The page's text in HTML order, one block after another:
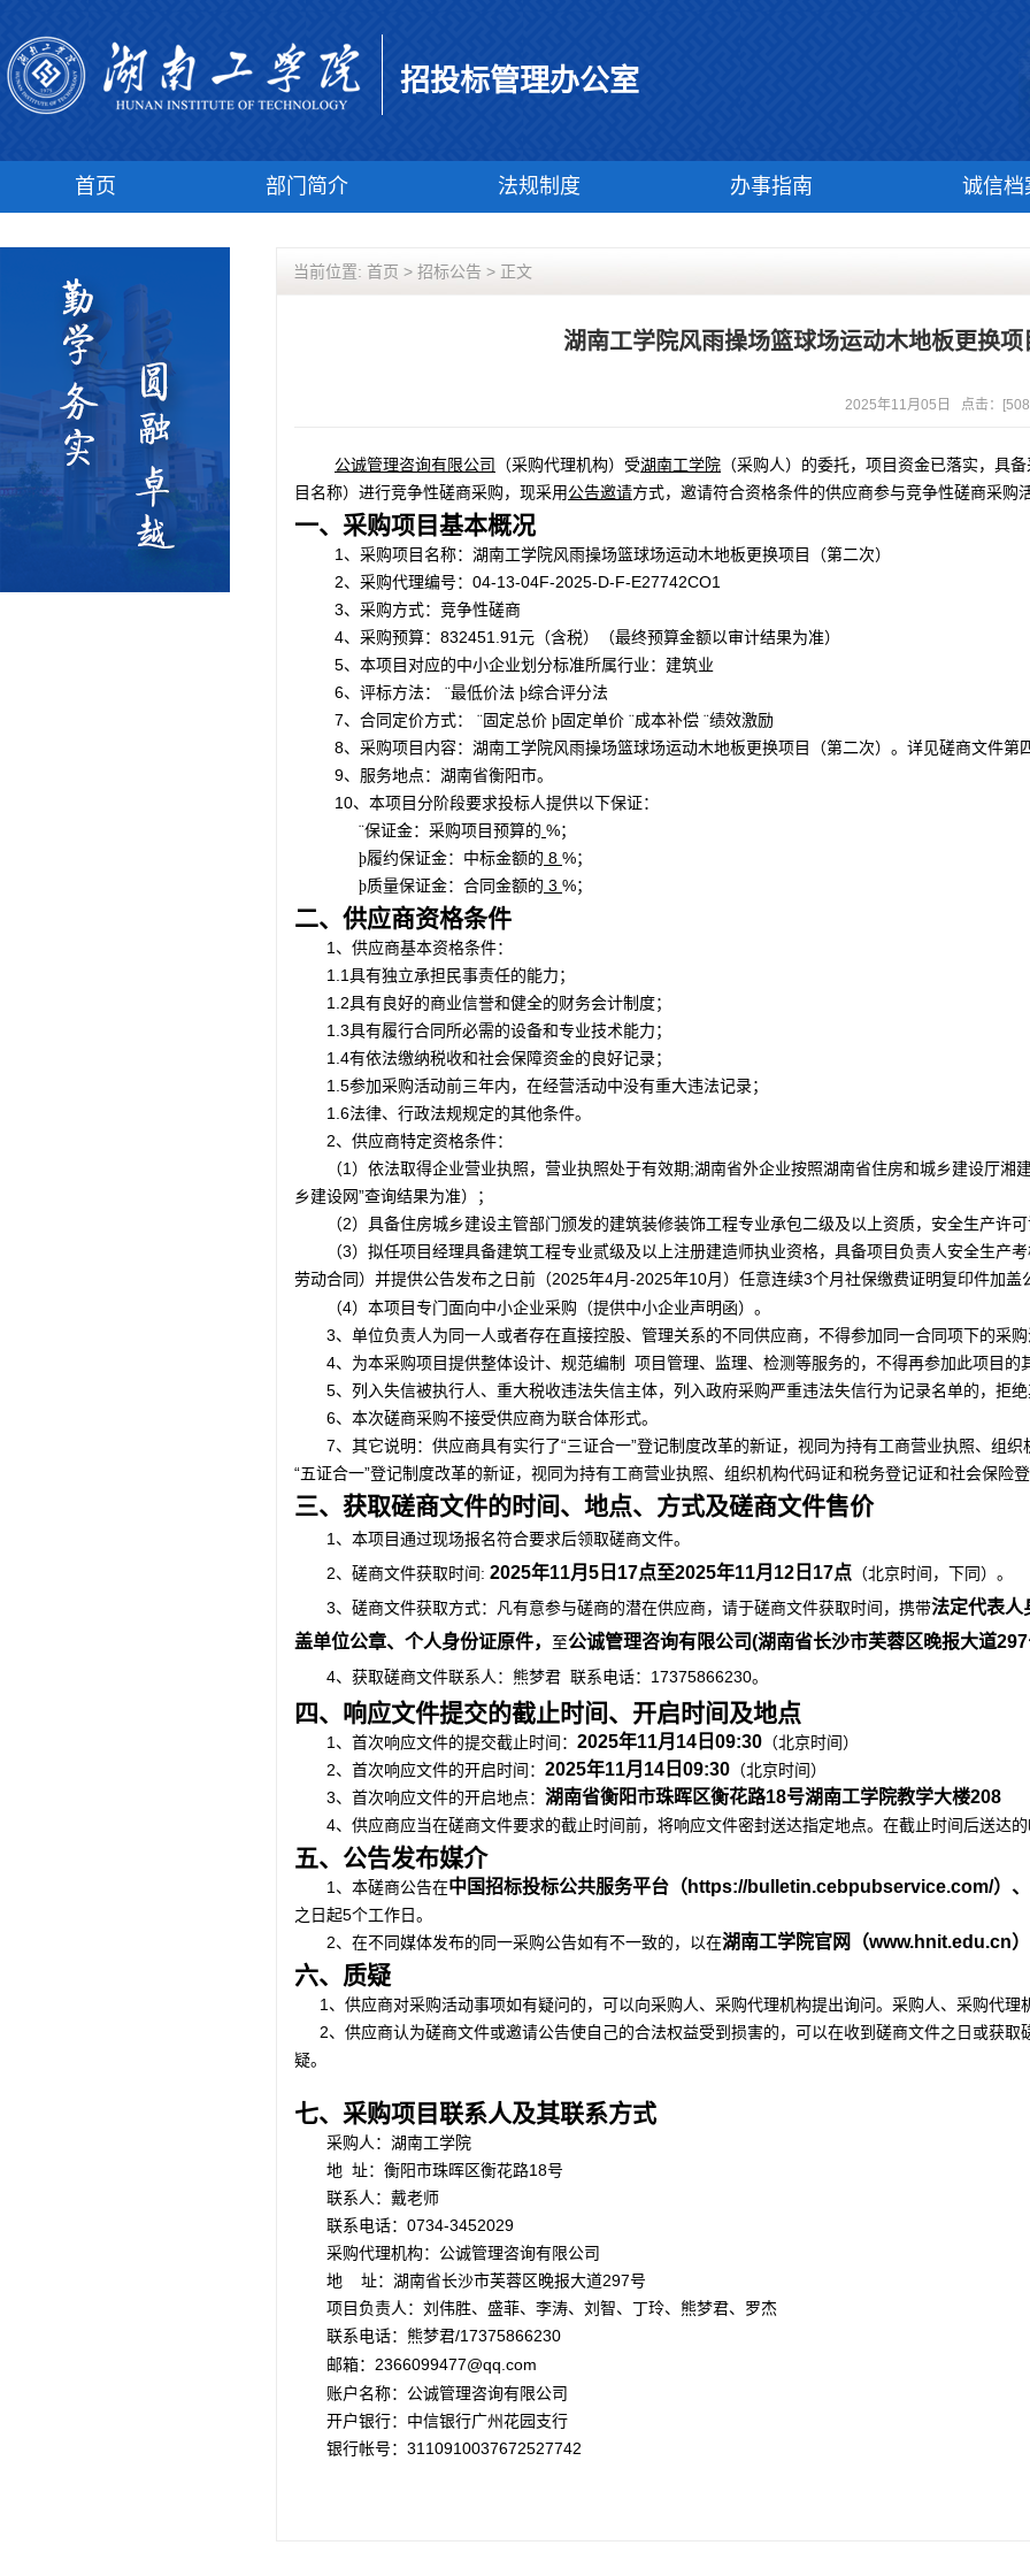
招投标管理办公室
首页 部门简介 法规制度 办事指南 诚信档
当前位置: 首页 > 招标公告 > 正文
湖南工学院风雨操场篮球场运动木地板更换
2025年11月05日 点击：[
公诚管理咨询有限公司 （采购代理机构）受湖南工学院 （采购人）的委托，项目资金已落实，具
目名称）进行竞争性磋商采购，现采用公告邀请方式，邀请符合资格条件的供应商参与竞争性磋商采购活
一、采购项目基本概况
1、采购项目名称： 湖南工学院风雨操场篮球场运动木地板更换项目（第二次）
2、 采购代理编号： 04-13-04F-2025-D-F-E27742CO1
3、采购方式：竞争性磋商
4、采购预算： 832451.91元（含税）（最终预算金额以审计结果为准）
5、本项目对应的中小企业划分标准所属行业：建筑业
6、评标方法： ¨最低价法 þ综合评分法
7、合同定价方式： ¨ 固定总价 þ 固定单价 ¨成本补偿 ¨绩效激励
8、采购项目内容： 湖南工学院风雨操场篮球场运动木地板更换项目（第二次） 。详见磋商文件第
9、服务地点：湖南省衡阳市。
10、本项目分阶段要求投标人提供以下保证：
¨保证金：采购项目预算的 %；
þ履约保证金：中标金额的 8 %；
þ质量保证金：合同金额的 3 %；
二、供应商资格条件
1、供应商基本资格条件：
1.1具有独立承担民事责任的能力；
1.2具有良好的商业信誉和健全的财务会计制度；
1.3具有履行合同所必需的设备和专业技术能力；
1.4有依法缴纳税收和社会保障资金的良好记录；
1.5参加采购活动前三年内，在经营活动中没有重大违法记录；
1.6法律、行政法规规定的其他条件。
2、 供应商特定资格条件：
（1）依法取得企业营业执照，营业执照处于有效期;湖南省外企业按照湖南省住房和城乡建设厅
乡建设网”查询结果为准）；
（2）具备住房城乡建设主管部门颁发的建筑装修装饰工程专业承包二级及以上资质，安全生产许可
（3）拟任项目经理具备建筑工程专业贰级及以上注册建造师执业资格，具备项目负责人安全生产
劳动合同）并提供公告发布之日前（2025年4月 -2025年10月）任意连续3个月社保缴费证明复印件加盖
（4）本项目专门面向中小企业采购（提供中小企业声明函）。
3、单位负责人为同一人或者存在直接控股、管理关系的不同供应商，不得参加同一合同项下的采购
4、为本采购项目提供整体设计、规范编制 项目管理、监理、检测等服务的，不得再参加此项目的
5、列入失信被执行人、重大税收违法失信主体，列入政府采购严重违法失信行为记录名单的，拒绝
6、本次磋商采购不接受供应商为联合体形式。
7、其它说明：供应商具有实行了“三证合一”登记制度改革的新证，视同为持有工商营业执照、组
“五证合一”登记制度改革的新证，视同为持有工商营业执照、组织机构代码证和税务登记证和社会保险
三、获取磋商文件的时间、地点、方式及磋商文件售价
1、本项目通过现场报名符合要求后领取磋商文件。
2、磋商文件获取时间: 2025年11月 5 日 17点至2025年11月12 日 17点 （北京时间，下同）。
3、磋商文件获取方式：凡有意参与磋商的潜在供应商，请于磋商文件获取时间，携带法定代表人
盖单位公章、个人身份证原件， 至公诚管理咨询有限公司(湖南省长沙市芙蓉区晚报大道
4、 获取磋商文件联系人：熊梦君 联系电话： 17375866230。
四、响应文件提交的截止时间、开启时间及地点
1、首次响应文件的提交截止时间： 2025年11月 14 日 09:30 （北京时间）
2、首次响应文件的开启时间： 2025年11月 14 日 09:30 （北京时间）
3、首次响应文件的开启地点： 湖南省衡阳市珠晖区衡花路18号湖南工学院教学大楼208
4、供应商应当在磋商文件要求的截止时间前，将响应文件密封送达指定地点。在截止时间后送达
五、公告发布媒介
1、本磋商公告在中国招标投标公共服务平台（ https://bulletin.cebpubservice.com/） 、
之日起5个工作日。
2、在不同媒体发布的同一采购公告如有不一致的，以在湖南工学院官网（www.hnit.edu.cn）
六、质疑
1、供应商对采购活动事项如有疑问的，可以向采购人、采购代理机构提出询问。采购人、采购代理
2、供应商认为磋商文件或邀请公告使自己的合法权益受到损害的，可以在收到磋商文件之日或获
疑。
七、采购项目联系人及其联系方式
采购人：湖南工学院
地 址：衡阳市珠晖区衡花路18号
联系人：戴老师
联系电话： 0734-3452029
采购代理机构： 公诚管理咨询有限公司
地 址： 湖南省长沙市芙蓉区晚报大道297号
项目负责人： 刘伟胜、盛菲、李涛、刘智、丁玲、 熊梦君、罗杰
联系电话：熊梦君/17375866230
邮箱： 2366099477@qq.com
账户名称：公诚管理咨询有限公司
开户银行：中信银行广州花园支行
银行帐号： 3110910037672527742